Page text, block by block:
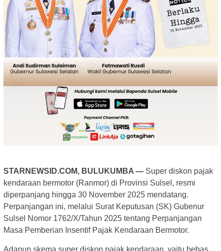
STARNEWSID.COM, BULUKUMBA — Super diskon pajak
kendaraan bermotor (Ranmor) di Provinsi Sulsel, resmi
diperpanjang hingga 30 November 2025 mendatang.
Perpanjangan ini, melalui Surat Keputusan (SK) Gubenur
Sulsel Nomor 1762/X/Tahun 2025 tentang Perpanjangan
Masa Pemberian Insentif Pajak Kendaraan Bermotor.